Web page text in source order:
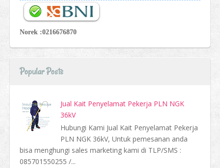
Norek :0216676870
Popular Posts
Jual Kait Penyelamat Pekerja PLN NGK
36kV
Hubungi Kami Jual Kait Penyelamat Pekerja
PLN NGK 36kV, Untuk pemesanan anda
bisa menghungi sales marketing kami di TLP/SMS :
085701550255 /...